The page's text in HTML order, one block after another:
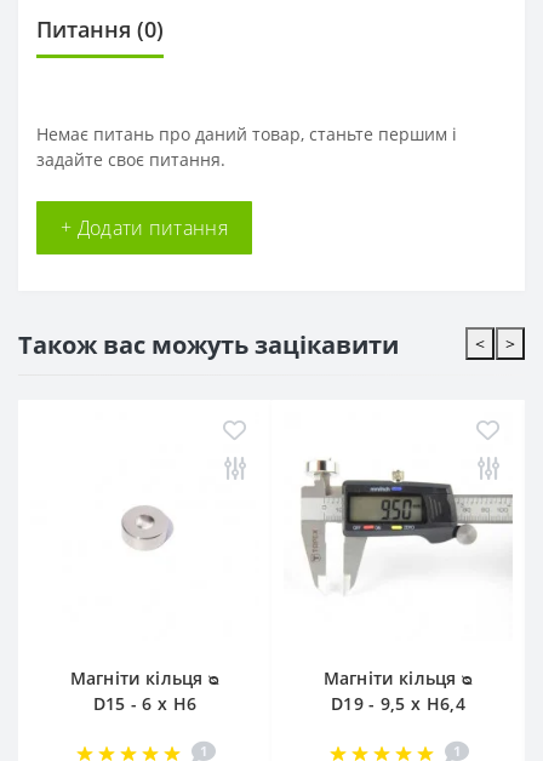
Питання (0)
Немає питань про даний товар, станьте першим і
задайте своє питання.
+ Додати питання
Також вас можуть зацікавити <
Магніти кільця ᴓ
D15 - 6 x H6
1
Магніти кільця ᴓ
D19 - 9,5 x H6,4
1
>